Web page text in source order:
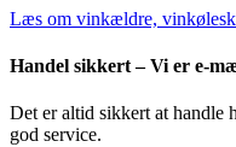
Læs om vinkældre,
Handel sikkert – Vi er e-
Det er altid sikkert at handle
god service.